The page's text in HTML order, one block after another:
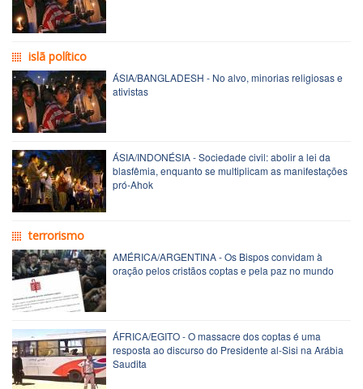
islã político
ÁSIA/BANGLADESH - No alvo, minorias religiosas e
ativistas
ÁSIA/INDONÉSIA - Sociedade civil: abolir a lei da
blasfêmia, enquanto se multiplicam as manifestações
pró-Ahok
terrorismo
AMÉRICA/ARGENTINA - Os Bispos convidam à
oração pelos cristãos coptas e pela paz no mundo
ÁFRICA/EGITO - O massacre dos coptas é uma
resposta ao discurso do Presidente al-Sisi na Arábia
Saudita